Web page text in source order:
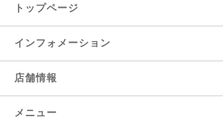
トップページ
インフォメーション
店舗情報
メニュー